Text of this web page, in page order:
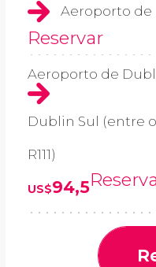
Aeroporto de
Reservar
Aeroporto de
Dublin Sul (entre
R111)
US$94,5